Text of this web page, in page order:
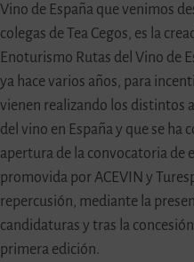
Vino de España que venimos
colegas de Tea Cegos, es la
Enoturismo Rutas del Vino de
ya hace varios años, para
vienen realizando los distintos
del vino en España y que se ha
apertura de la convocatoria de
promovida por ACEVIN y
repercusión, mediante la
candidaturas y tras la
primera edición.